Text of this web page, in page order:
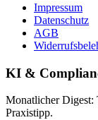
Impressum
Datenschutz
AGB
KI &
Monatlicher Digest:
Praxistipp.